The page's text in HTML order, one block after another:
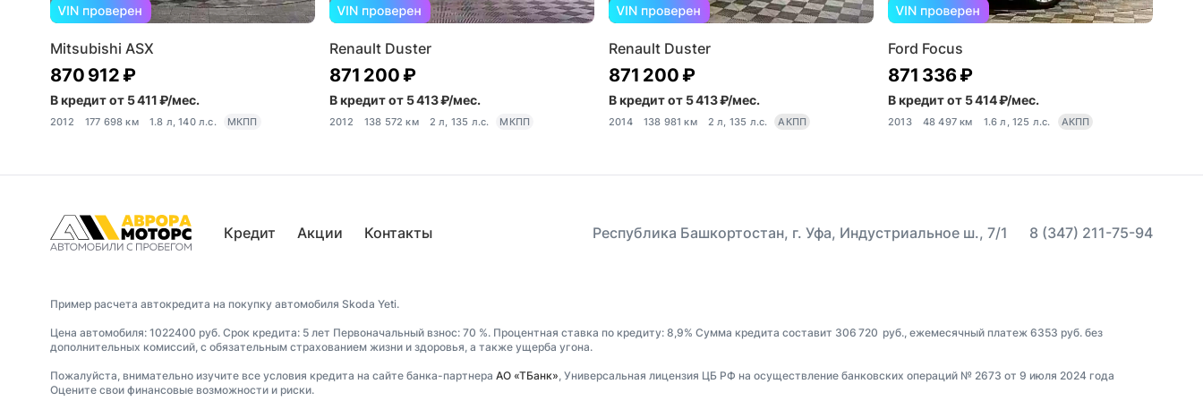
Mitsubishi ASX
870 912 ₽
В кредит от 5 411 ₽/мес.
2012 177 698 км 1.8 л, 140 л.с. МКПП
Renault Duster
871 200 ₽
В кредит от 5 413 ₽/мес.
2012 138 572 км 2 л, 135 л.с. МКПП
Renault Duster
871 200 ₽
В кредит от 5 413 ₽/мес.
2014 138 981 км 2 л, 135 л.с. АКПП
Ford Focus
871 336 ₽
В кредит от 5 414 ₽/мес.
2013 48 497 км 1.6 л, 125 л.с. АКПП
Кредит Акции Контакты Республика Башкортостан, г. Уфа, Индустриальное ш., 7/1 8 (347) 211-75-94
Пример расчета автокредита на покупку автомобиля Skoda Yeti.
Цена автомобиля: 1022400 руб. Срок кредита: 5 лет Первоначальный взнос: 70 %. Процентная ставка по кредиту: 8,9% Сумма кредита составит 306 720 руб., ежемесячный платеж 6353 руб. без
дополнительных комиссий, с обязательным страхованием жизни и здоровья, а также ущерба угона.
Пожалуйста, внимательно изучите все условия кредита на сайте банка-партнера АО «ТБанк» , Универсальная лицензия ЦБ РФ на осуществление банковских операций № 2673 от 9 июля 2024 года
Оцените свои финансовые возможности и риски.